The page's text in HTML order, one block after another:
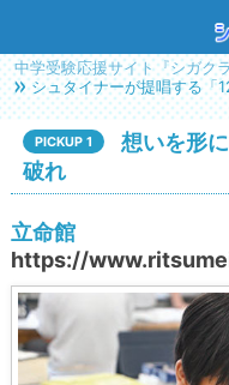
中学受験応援サイト『シガク
シュタイナーが提唱する「
PICKUP 1
想いを形
破れ
立命館
https://